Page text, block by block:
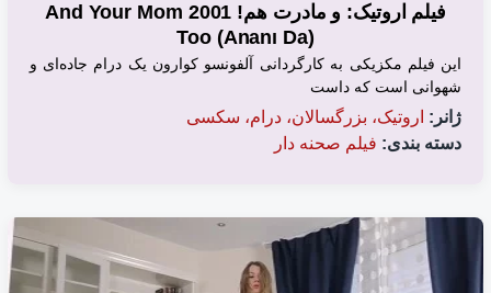
فیلم اروتیک: و مادرت هم! 2001 And Your Mom
Too (Ananı Da)
این فیلم مکزیکی به کارگردانی آلفونسو کوارون یک درام جاده‌ای و
شهوانی است که داست
ژانر: اروتیک، بزرگسالان، درام، سکسی
دسته بندی: فیلم صحنه دار